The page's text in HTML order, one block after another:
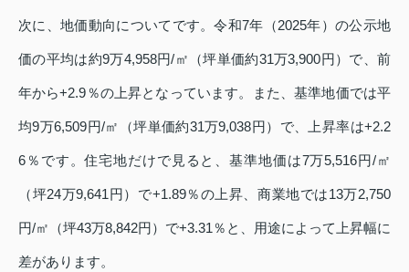
次に、地価動向についてです。令和7年（2025年）の公示地
価の平均は約9万4,958円/㎡（坪単価約31万3,900円）で、前
年から+2.9％の上昇となっています。また、基準地価では平
均9万6,509円/㎡（坪単価約31万9,038円）で、上昇率は+2.2
6％です。住宅地だけで見ると、基準地価は7万5,516円/㎡
（坪24万9,641円）で+1.89％の上昇、商業地では13万2,750
円/㎡（坪43万8,842円）で+3.31％と、用途によって上昇幅に
差があります。